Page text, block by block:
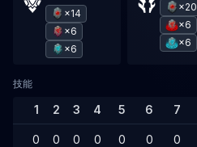
×14
×6
×6
×20
×6
×6
技能
1 2 3 4 5 6 7
0 0 0 0 0 0 0